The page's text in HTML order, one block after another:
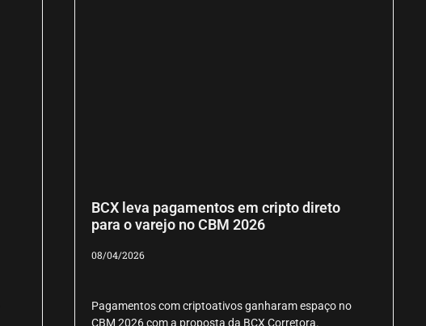
BCX leva pagamentos em cripto direto
para o varejo no CBM 2026
08/04/2026
Pagamentos com criptoativos ganharam espaço no
CBM 2026 com a proposta da BCX Corretora.